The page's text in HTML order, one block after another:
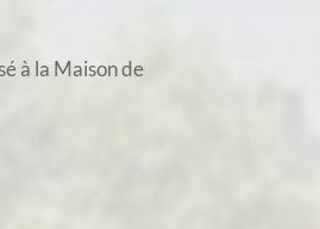
à la Maison de